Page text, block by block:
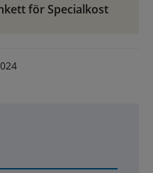
för Specialkost